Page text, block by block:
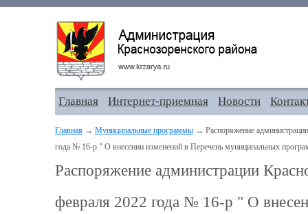
Главная Интернет-приемная Новости
Главная → Муниципальные программы → Распоряжение
года № 16-р " О внесении изменений в Перечень муниципальных
Распоряжение администрации
февраля 2022 года № 16-р " О